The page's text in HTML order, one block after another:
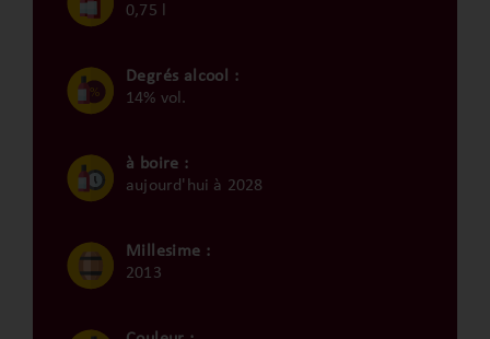
0,75 l
Degrés alcool :
14% vol.
à boire :
aujourd'hui à 2028
Millesime :
2013